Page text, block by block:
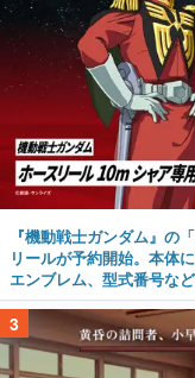
『機動戦士ガンダム』
リールが予約開始。本体
エンブレム、型式番号な
3